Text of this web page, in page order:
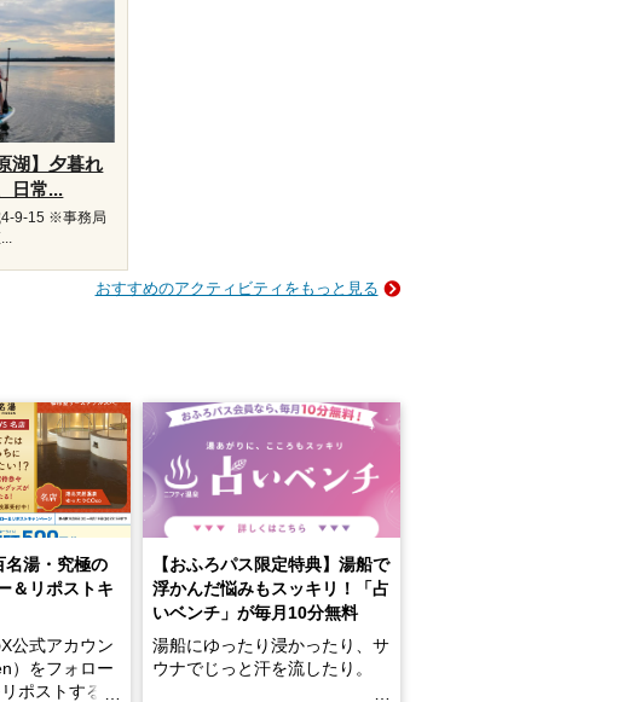
湖】夕暮れ
日常...
4-9-15 ※事務局
おすすめのアクティビティをもっと見る
名湯・究極の
＆リポストキ
公式アカウン
）をフォロー
ポストする
【おふろパス限定特典】湯船で
浮かんだ悩みもスッキリ！「占
いベンチ」が毎月10分無料
湯船にゆったり浸かったり、サ
ウナでじっと汗を流したり。